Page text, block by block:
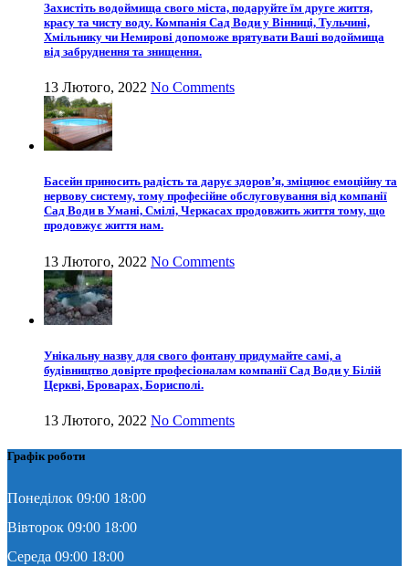
Захистіть водоймища свого міста, подаруйте їм друге життя,
красу та чисту воду. Компанія Сад Води у Вінниці, Тульчині,
Хмільнику чи Немирові допоможе врятувати Ваші водоймища
від забруднення та знищення.
13 Лютого, 2022 No Comments
Басейн приносить радість та дарує здоров’я, зміцнює емоційну та
нервову систему, тому професійне обслуговування від компанії
Сад Води в Умані, Смілі, Черкасах продовжить життя тому, що
продовжує життя нам.
13 Лютого, 2022 No Comments
Унікальну назву для свого фонтану придумайте самі, а
будівництво довірте професіоналам компанії Сад Води у Білій
Церкві, Броварах, Борисполі.
13 Лютого, 2022 No Comments
Графік роботи
Понеділок 09:00 18:00
Вівторок 09:00 18:00
Середа 09:00 18:00